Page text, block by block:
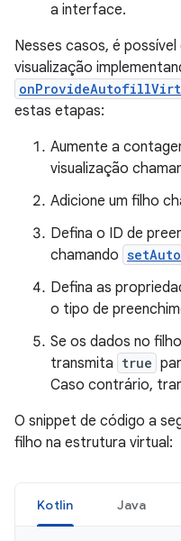
a interface.
Nesses casos, é
visualização
estas etapas:
Aumente a
visualização
Adicione um filho
Defina o ID de
chamando
Defina as
o tipo de
Se os dados no
transmita true
Caso contrário,
O snippet de código a
filho na estrutura virtual:
Kotlin Java